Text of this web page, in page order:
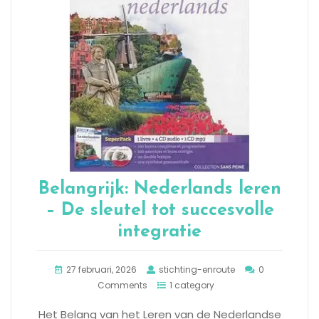
Belangrijk: Nederlands leren
– De sleutel tot succesvolle
integratie
27 februari, 2026 stichting-enroute
0
Comments
1 category
Het Belang van het Leren van de Nederlandse